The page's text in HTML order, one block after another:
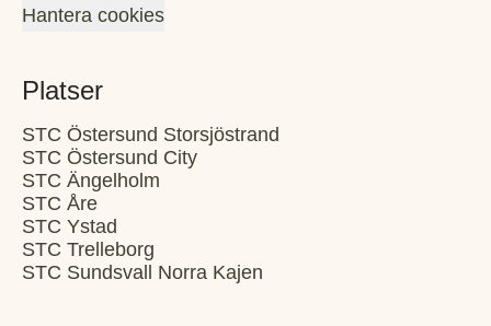
Hantera cookies
Platser
STC Östersund Storsjöstrand
STC Östersund City
STC Ängelholm
STC Åre
STC Ystad
STC Trelleborg
STC Sundsvall Norra Kajen